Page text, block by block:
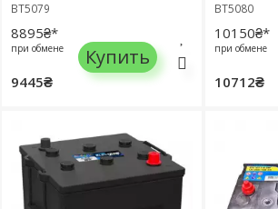
BТ5079
8895₴*
при обмене
9445₴
Купить
BТ5080
10150₴*
при обмене
10712₴